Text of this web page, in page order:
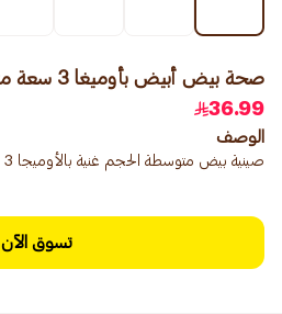
صحة بيض أبيض بأوميغا 3 سعة متوسطة 30قطعة
36.99
الوصف
صينية بيض متوسطة الحجم غنية بالأوميجا 3 لوجبات صحية.
تسوق الآن